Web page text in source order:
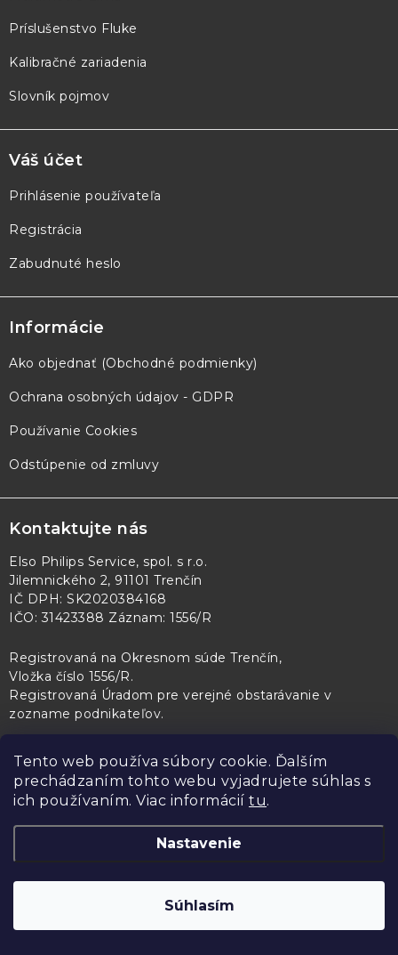
Tento web používa súbory cookie. Ďalším
prechádzaním tohto webu vyjadrujete súhlas s
ich používaním. Viac informácií tu.
Nastavenie
Súhlasím
ePríslušenstvo Fluke
Kalibračné zariadenia
Slovník pojmov
Váš účet
Prihlásenie používateľa
Registrácia
Zabudnuté heslo
Informácie
Ako objednať (Obchodné podmienky)
Ochrana osobných údajov - GDPR
Používanie Cookies
Odstúpenie od zmluvy
Kontaktujte nás
Elso Philips Service, spol. s r.o.
Jilemnického 2, 91101 Trenčín
IČ DPH: SK2020384168
IČO: 31423388 Záznam: 1556/R
Registrovaná na Okresnom súde Trenčín,
Vložka číslo 1556/R.
Registrovaná Úradom pre verejné obstarávanie v
zozname podnikateľov.
PL Servis Kontroltech Technický skúšobný ústav Piešťany
Copyright 2026
Upraviť
nastavenie cookies